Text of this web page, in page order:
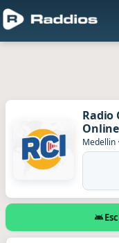
Radio
Online
Medellin ·